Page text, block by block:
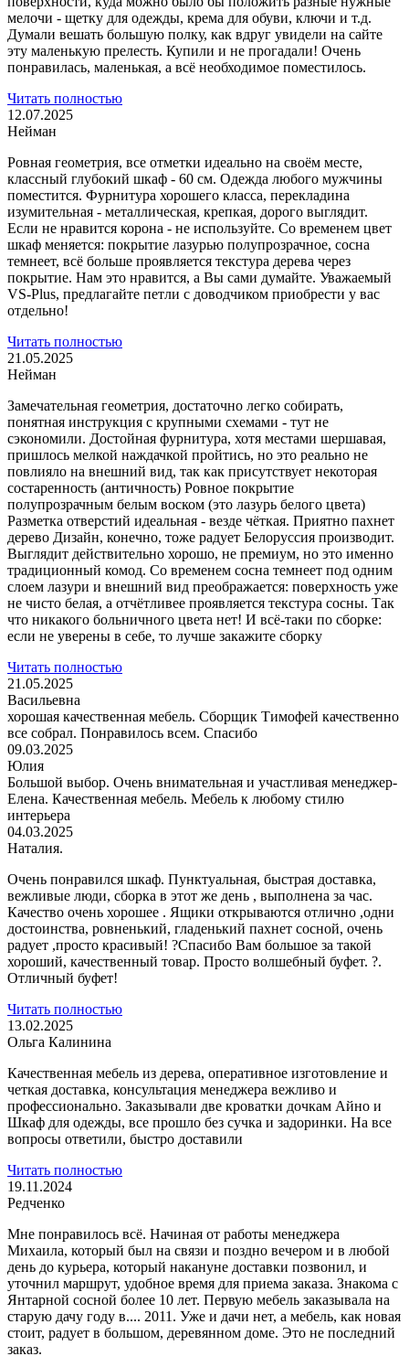
мелочи - щетку для одежды, крема для обуви, ключи и т.д.
Думали вешать большую полку, как вдруг увидели на сайте
эту маленькую прелесть. Купили и не прогадали! Очень
понравилась, маленькая, а всё необходимое поместилось.
Читать полностью
12.07.2025
Нейман
Ровная геометрия, все отметки идеально на своём месте,
классный глубокий шкаф - 60 см. Одежда любого мужчины
поместится. Фурнитура хорошего класса, перекладина
изумительная - металлическая, крепкая, дорого выглядит.
Если не нравится корона - не используйте. Со временем цвет
шкаф меняется: покрытие лазурью полупрозрачное, сосна
темнеет, всё больше проявляется текстура дерева через
покрытие. Нам это нравится, а Вы сами думайте. Уважаемый
VS-Plus, предлагайте петли с доводчиком приобрести у вас
отдельно!
Читать полностью
21.05.2025
Нейман
Замечательная геометрия, достаточно легко собирать,
понятная инструкция с крупными схемами - тут не
сэкономили. Достойная фурнитура, хотя местами шершавая,
пришлось мелкой наждачкой пройтись, но это реально не
повлияло на внешний вид, так как присутствует некоторая
состаренность (античность) Ровное покрытие
полупрозрачным белым воском (это лазурь белого цвета)
Разметка отверстий идеальная - везде чёткая. Приятно пахнет
дерево Дизайн, конечно, тоже радует Белоруссия производит.
Выглядит действительно хорошо, не премиум, но это именно
традиционный комод. Со временем сосна темнеет под одним
слоем лазури и внешний вид преображается: поверхность уже
не чисто белая, а отчётливее проявляется текстура сосны. Так
что никакого больничного цвета нет! И всё-таки по сборке:
если не уверены в себе, то лучше закажите сборку
Читать полностью
21.05.2025
Васильевна
хорошая качественная мебель. Сборщик Тимофей качественно
все собрал. Понравилось всем. Спасибо
09.03.2025
Юлия
Большой выбор. Очень внимательная и участливая менеджер-
Елена. Качественная мебель. Мебель к любому стилю
интерьера
04.03.2025
Наталия.
Очень понравился шкаф. Пунктуальная, быстрая доставка,
вежливые люди, сборка в этот же день , выполнена за час.
Качество очень хорошее . Ящики открываются отлично ,одни
достоинства, ровненький, гладенький пахнет сосной, очень
радует ,просто красивый! ?Спасибо Вам большое за такой
хороший, качественный товар. Просто волшебный буфет. ?.
Отличный буфет!
Читать полностью
13.02.2025
Ольга Калинина
Качественная мебель из дерева, оперативное изготовление и
четкая доставка, консультация менеджера вежливо и
профессионально. Заказывали две кроватки дочкам Айно и
Шкаф для одежды, все прошло без сучка и задоринки. На все
вопросы ответили, быстро доставили
Читать полностью
19.11.2024
Редченко
Мне понравилось всё. Начиная от работы менеджера
Михаила, который был на связи и поздно вечером и в любой
день до курьера, который накануне доставки позвонил, и
уточнил маршрут, удобное время для приема заказа. Знакома с
Янтарной сосной более 10 лет. Первую мебель заказывала на
старую дачу году в.... 2011. Уже и дачи нет, а мебель, как новая
стоит, радует в большом, деревянном доме. Это не последний
заказ.